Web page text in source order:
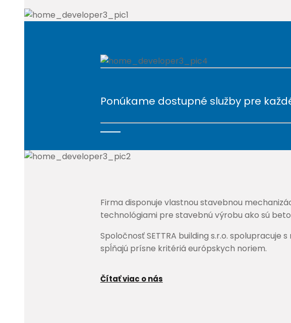
Ponúkame dostupné služby pre
Firma disponuje vlastnou stavebnou
technológiami pre stavebnú výrobu ako sú
Spoločnosť SETTRA building s.r.o.
spĺňajú prísne kritériá európskych noriem.
Čítať viac o nás